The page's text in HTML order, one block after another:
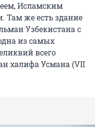
Исламским
Там же есть здание
Узбекистана с
из самых
всего
халифа Усмана (VII